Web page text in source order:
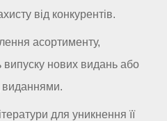
від конкурентів.
асортименту,
випуску нових видань або
виданнями.
для уникнення її